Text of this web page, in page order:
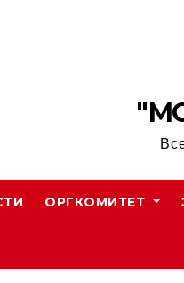
ОРГКОМИТЕТ